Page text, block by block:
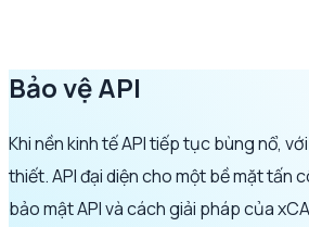
Bảo vệ API
Khi nền kinh tế API tiếp tục bùng nổ,
thiết. API đại diện cho một bề mặt tấn
bảo mật API và cách giải pháp của